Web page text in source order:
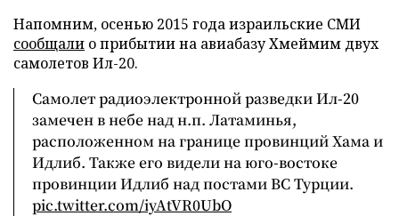
Напомним, осенью 2015 года израильские СМИ
сообщали о прибытии на авиабазу Хмеймим двух
самолетов Ил-20.
Самолет радиоэлектронной разведки Ил-20
замечен в небе над н.п. Латаминья,
расположенном на границе провинций Хама и
Идлиб. Также его видели на юго-востоке
провинции Идлиб над постами ВС Турции.
pic.twitter.com/iyAtVR0UbO